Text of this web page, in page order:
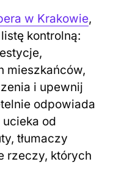
w Krakowie,
kontrolną:
mieszkańców,
i upewnij
odpowiada
od
tłumaczy
rzeczy, których